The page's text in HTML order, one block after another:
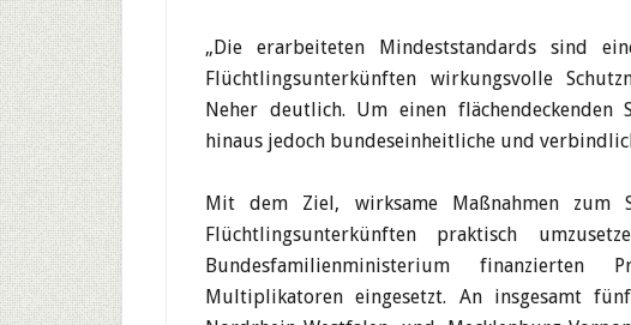
„Die erarbeiteten Mindeststandards sind
Flüchtlingsunterkünften wirkungsvolle
Neher deutlich. Um einen flächendeckenden
hinaus jedoch bundeseinheitliche und
Mit dem Ziel, wirksame Maßnahmen zum
Flüchtlingsunterkünften praktisch
Bundesfamilienministerium
Multiplikatoren eingesetzt. An insgesamt